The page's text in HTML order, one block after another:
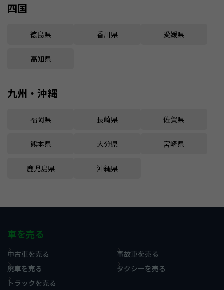
四国
徳島県 香川県 愛媛県
高知県
九州・沖縄
福岡県 長崎県 佐賀県
熊本県 大分県 宮崎県
鹿児島県 沖縄県
車を売る
中古車を売る
事故車を売る
廃車を売る
タクシーを売る
トラックを売る